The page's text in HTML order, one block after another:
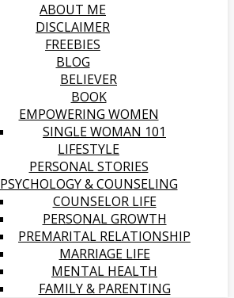
ABOUT ME
DISCLAIMER
FREEBIES
BLOG
BELIEVER
BOOK
EMPOWERING WOMEN
SINGLE WOMAN 101
LIFESTYLE
PERSONAL STORIES
PSYCHOLOGY & COUNSELING
COUNSELOR LIFE
PERSONAL GROWTH
PREMARITAL RELATIONSHIP
MARRIAGE LIFE
MENTAL HEALTH
FAMILY & PARENTING